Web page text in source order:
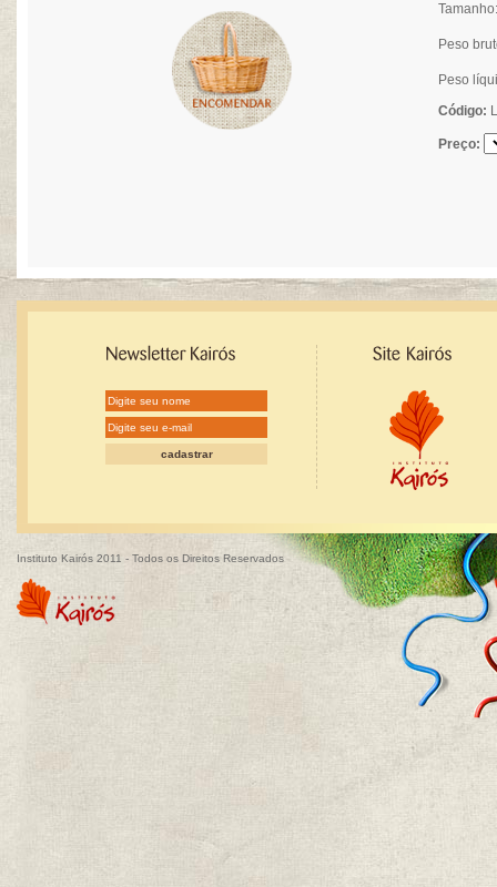
Peso
Peso
Código:
Preço:
Instituto Kairós 2011 - Todos os Direitos Reservados